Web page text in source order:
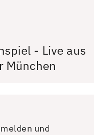
- Live aus
München
und